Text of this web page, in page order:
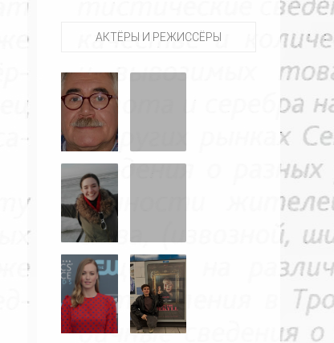
АКТЁРЫ И РЕЖИССЁРЫ